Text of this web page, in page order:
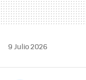
9 Julio 2026